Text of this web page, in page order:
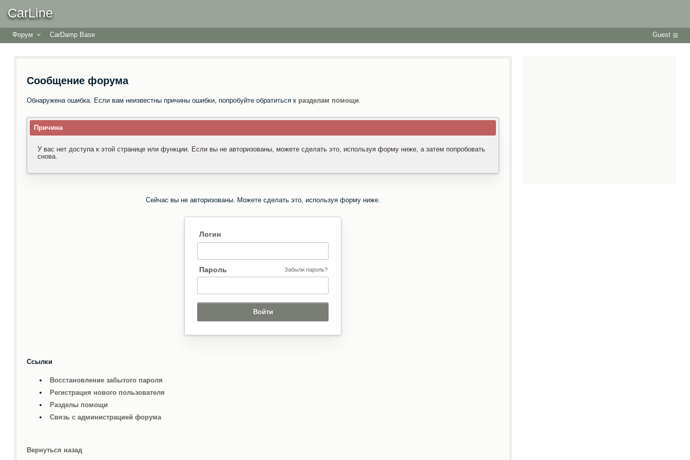
CarLine
Форум CarDamp Base Guest
Сообщение форума
Обнаружена ошибка. Если вам неизвестны причины ошибки, попробуйте обратиться к разделам помощи.
Причина
У вас нет доступа к этой странице или функции. Если вы не авторизованы, можете сделать это, используя форму ниже, а затем попробовать
снова.
Сейчас вы не авторизованы. Можете сделать это, используя форму ниже.
Логин
Пароль Забыли пароль?
Ссылки
Восстановление забытого пароля
Регистрация нового пользователя
Разделы помощи
Связь с администрацией форума
Вернуться назад